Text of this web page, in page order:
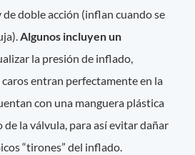
doble acción (inflan cuando se
Algunos incluyen un
la presión de inflado,
entran perfectamente en la
con una manguera plástica
de la válvula, para así evitar dañar
“tirones” del inflado.